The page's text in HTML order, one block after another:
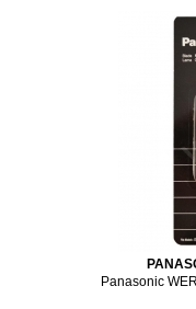
Panasonic